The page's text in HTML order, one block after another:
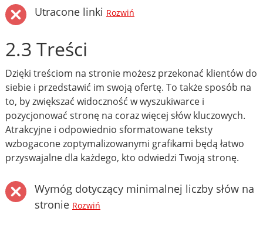
Utracone linki Rozwiń
2.3 Treści
Dzięki treściom na stronie możesz przekonać klientów do
siebie i przedstawić im swoją ofertę. To także sposób na
to, by zwiększać widoczność w wyszukiwarce i
pozycjonować stronę na coraz więcej słów kluczowych.
Atrakcyjne i odpowiednio sformatowane teksty
wzbogacone zoptymalizowanymi grafikami będą łatwo
przyswajalne dla każdego, kto odwiedzi Twoją stronę.
Wymóg dotyczący minimalnej liczby słów na
stronie Rozwiń